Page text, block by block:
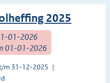
2025
01-2026
01-01-2026
m 31-12-2025